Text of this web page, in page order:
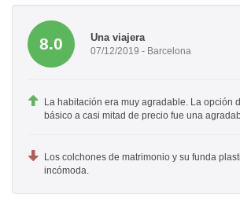
8.0 Una viajera
07/12/2019 - Barcelona
La habitación era muy agradable. La opción
básico a casi mitad de precio fue una
Los colchones de matrimonio y su funda
incómoda.